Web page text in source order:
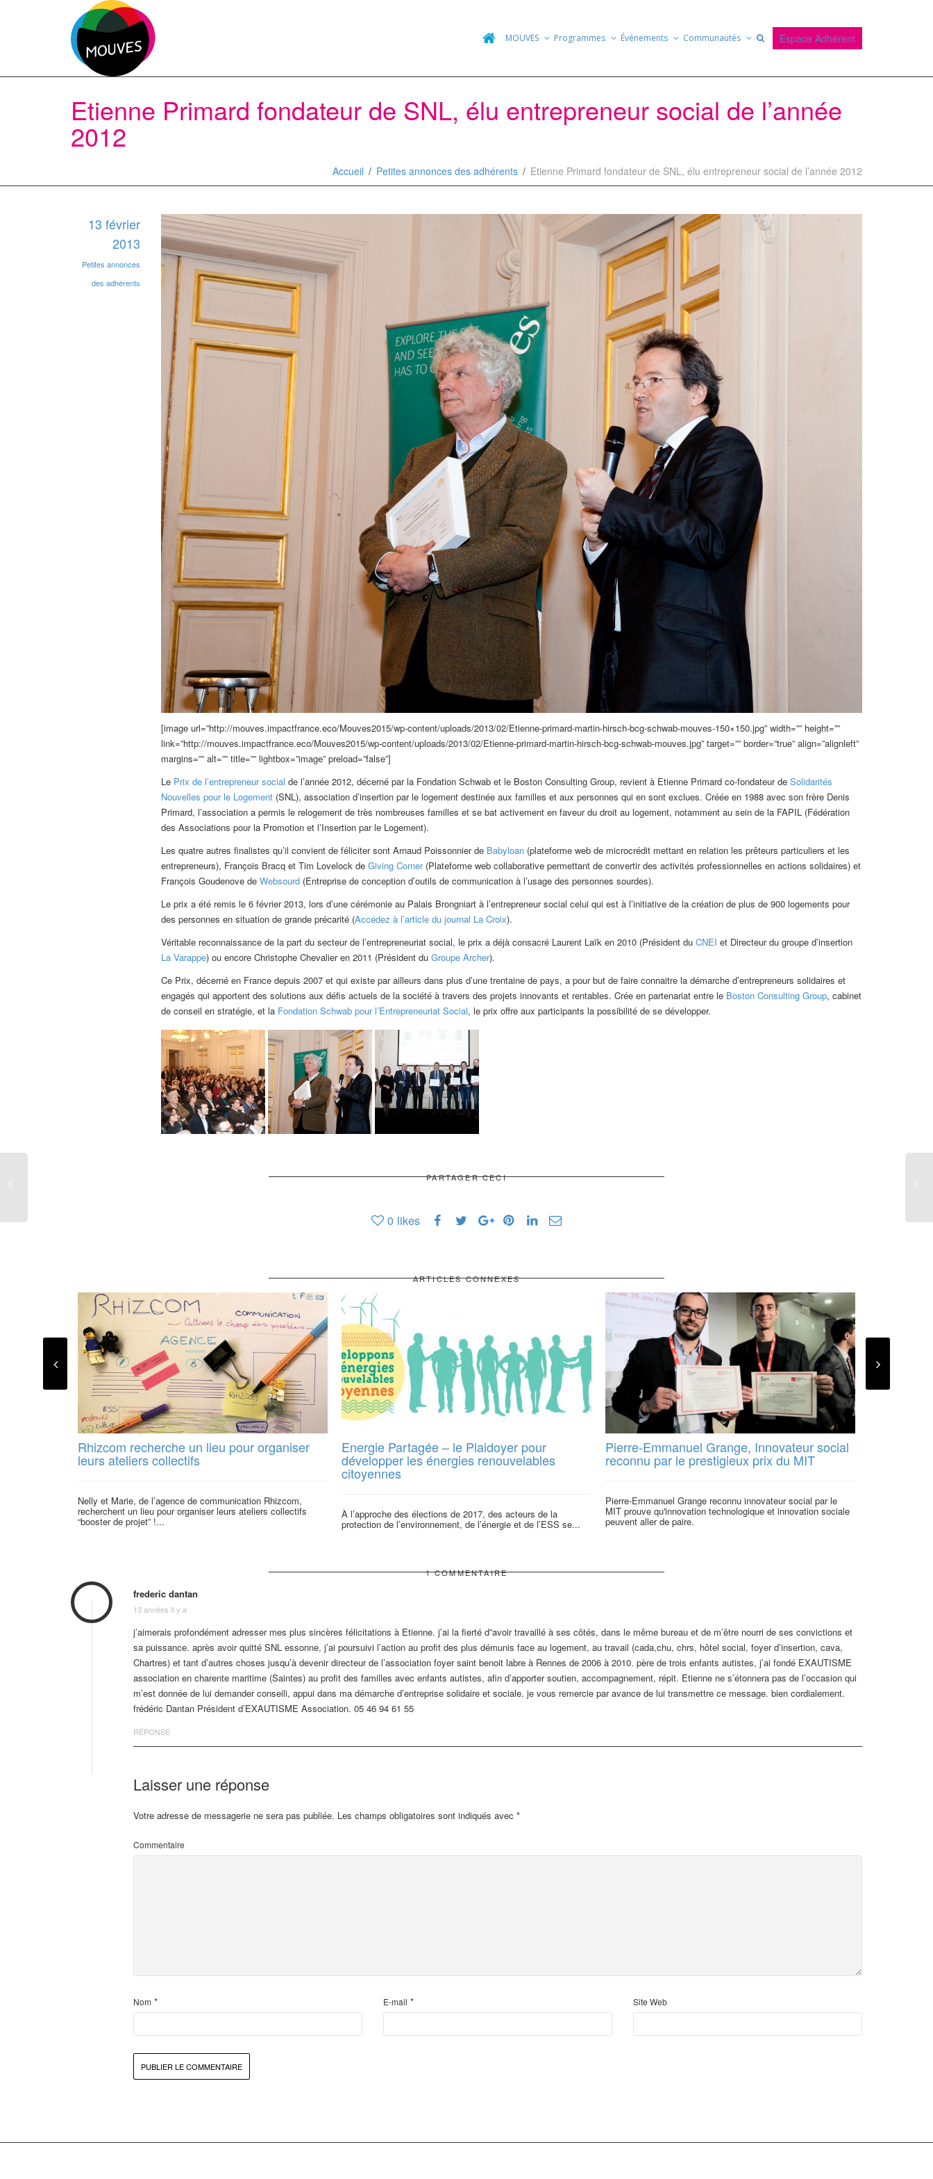
MOUVES Programmes Événements Communautés Espace Adhérent
Etienne Primard fondateur de SNL, élu entrepreneur social de l’année
2012
Accueil Petites annonces des adhérents Etienne Primard fondateur de SNL, élu entrepreneur social de l’année 2012
13 février
2013
Petites annonces
des adhérents
[image url=”http://mouves.impactfrance.eco/Mouves2015/wp-content/uploads/2013/02/Etienne-primard-martin-hirsch-bcg-schwab-mouves-150×150.jpg” width=”” height=””
link=”http://mouves.impactfrance.eco/Mouves2015/wp-content/uploads/2013/02/Etienne-primard-martin-hirsch-bcg-schwab-mouves.jpg” target=”” border=”true” align=”alignleft”
margins=”” alt=”” title=”” lightbox=”image” preload=”false”]
Le Prix de l’entrepreneur social de l’année 2012, décerné par la Fondation Schwab et le Boston Consulting Group, revient à Etienne Primard co-fondateur de Solidarités
Nouvelles pour le Logement (SNL), association d’insertion par le logement destinée aux familles et aux personnes qui en sont exclues. Créée en 1988 avec son frère Denis
Primard, l’association a permis le relogement de très nombreuses familles et se bat activement en faveur du droit au logement, notamment au sein de la FAPIL (Fédération
des Associations pour la Promotion et l’Insertion par le Logement).
Les quatre autres finalistes qu’il convient de féliciter sont Arnaud Poissonnier de Babyloan (plateforme web de microcrédit mettant en relation les prêteurs particuliers et les
entrepreneurs), François Bracq et Tim Lovelock de Giving Corner(Plateforme web collaborative permettant de convertir des activités professionnelles en actions solidaires) et
François Goudenove de Websourd (Entreprise de conception d’outils de communication à l’usage des personnes sourdes).
Le prix a été remis le 6 février 2013, lors d’une cérémonie au Palais Brongniart à l’entrepreneur social celui qui est à l’initiative de la création de plus de 900 logements pour
des personnes en situation de grande précarité (Accédez à l’article du journal La Croix).
Véritable reconnaissance de la part du secteur de l’entrepreneuriat social, le prix a déjà consacré Laurent Laïk en 2010 (Président du CNEI et Directeur du groupe d’insertion
La Varappe) ou encore Christophe Chevalier en 2011 (Président du Groupe Archer).
Ce Prix, décerné en France depuis 2007 et qui existe par ailleurs dans plus d’une trentaine de pays, a pour but de faire connaitre la démarche d’entrepreneurs solidaires et
engagés qui apportent des solutions aux défis actuels de la société à travers des projets innovants et rentables. Crée en partenariat entre le Boston Consulting Group, cabinet
de conseil en stratégie, et la Fondation Schwab pour l’Entrepreneuriat Social, le prix offre aux participants la possibilité de se développer.
PARTAGER CECI
0 likes
ARTICLES CONNEXES
Rhizcom recherche un lieu pour organiser
leurs ateliers collectifs
Nelly et Marie, de l’agence de communication Rhizcom,
recherchent un lieu pour organiser leurs ateliers collectifs
“booster de projet” !...
Energie Partagée – le Plaidoyer pour
développer les énergies renouvelables
citoyennes
À l’approche des élections de 2017, des acteurs de la
protection de l’environnement, de l’énergie et de l’ESS se...
Pierre-Emmanuel Grange, Innovateur social
reconnu par le prestigieux prix du MIT
Pierre-Emmanuel Grange reconnu innovateur social par le
MIT prouve qu'innovation technologique et innovation sociale
peuvent aller de paire.
1 COMMENTAIRE
frederic dantan
13 années Il y a
j’aimerais profondément adresser mes plus sincères félicitations à Etienne. j’ai la fierté d”avoir travaillé à ses côtés, dans le même bureau et de m’être nourri de ses convictions et
sa puissance. après avoir quitté SNL essonne, j’ai poursuivi l’action au profit des plus démunis face au logement, au travail (cada,chu, chrs, hôtel social, foyer d’insertion, cava,
Chartres) et tant d’autres choses jusqu’à devenir directeur de l’association foyer saint benoit labre à Rennes de 2006 à 2010. père de trois enfants autistes, j’ai fondé EXAUTISME
association en charente maritime (Saintes) au profit des familles avec enfants autistes, afin d’apporter soutien, accompagnement, répit. Etienne ne s’étonnera pas de l’occasion qui
m’est donnée de lui demander conseili, appui dans ma démarche d’entreprise solidaire et sociale. je vous remercie par avance de lui transmettre ce message. bien cordialement.
frédéric Dantan Président d’EXAUTISME Association. 05 46 94 61 55
RÉPONSE
Laisser une réponse
Votre adresse de messagerie ne sera pas publiée. Les champs obligatoires sont indiqués avec *
Commentaire
Nom * E-mail * Site Web